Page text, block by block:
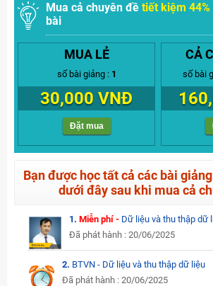
Mua cả chuyên đề tiết kiệm 44%
bài
MUA LẺ
số bài giảng : 1
30,000 VNĐ
Đặt mua
CẢ
số bài
Bạn được học tất cả các bài
dưới đây sau khi mua cả
1. Miễn phí - Dữ liệu và thu thập dữ
Đã phát hành : 20/06/2025
2. BTVN - Dữ liệu và thu thập dữ liệu
Đã phát hành : 20/06/2025